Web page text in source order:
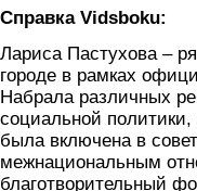
Справка Vidsboku:
Лариса Пастухова –
городе в рамках
Набрала различных
социальной
была включена в
межнациональным
благотворительный